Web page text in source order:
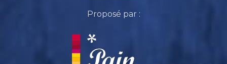
Proposé par :